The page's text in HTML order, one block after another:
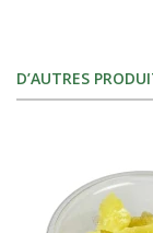
D’AUTRES